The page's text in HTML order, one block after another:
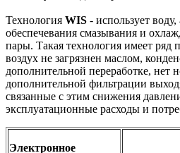
Технология WIS - использует
обеспечевания смазывания и
пары. Такая технология имеет ряд
воздух не загрязнен маслом,
дополнительной переработке, нет
дополнительной фильтрации
связанные с этим снижения
эксплуатационные расходы и
Электронное